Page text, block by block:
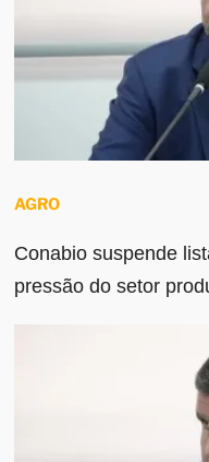
AGRO
Conabio suspende
pressão do setor